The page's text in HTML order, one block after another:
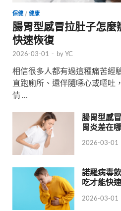
保健 / 健康
腸胃型感冒拉肚子怎麼
快速恢復
2026-03-01 - byYC
相信很多人都有過這種痛苦
直跑廁所、還伴隨噁心或嘔吐
情 …
腸胃型感
胃炎差在
2026-03-01
諾羅病毒
吃才能快
2026-03-01